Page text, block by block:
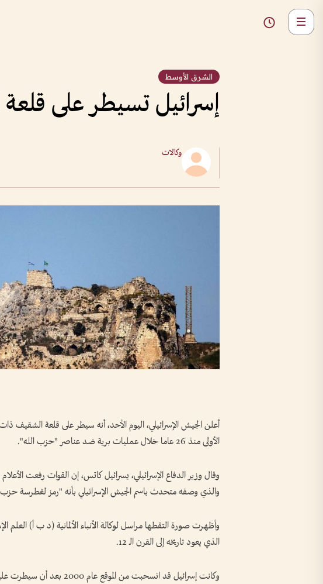
الشرق الأوسط
إسرائيل تسيطر على
وكالات
أعلن الجيش الإسرائيلي، اليوم الأحد، أنه سيطر على قلعة الشقيف
الأولى منذ 26 عاما خلال عمليات برية ضد عناصر "حزب الله".
وقال وزير الدفاع الإسرائيلي، يسرائيل كاتس، إن القوات رفعت
والذي وصفه متحدث باسم الجيش الإسرائيلي بأنه "رمز لغطرسة حزب
وأظهرت صورة التقطها مراسل لوكالة الأنباء الألمانية (د ب أ)
الذي يعود تاريخه إلى القرن الـ 12.
وكانت إسرائيل قد انسحبت من